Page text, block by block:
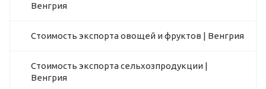
Венгрия
Стоимость экспорта овощей и фруктов | Венгрия
Стоимость экспорта сельхозпродукции |
Венгрия